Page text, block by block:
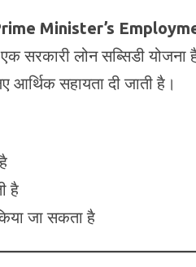
Minister’s
सरकारी लोन सब्सिडी
सहायता दी जाती है।
है
जा सकता है